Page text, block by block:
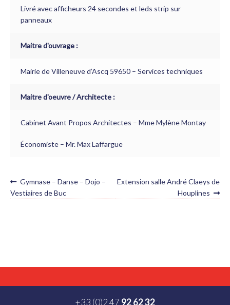
Livré avec afficheurs 24 secondes et leds strip sur
panneaux
Maitre d'ouvrage :
Mairie de Villeneuve d’Ascq 59650 – Services techniques
Maitre d'oeuvre / Architecte :
Cabinet Avant Propos Architectes – Mme Mylène Montay
Économiste – Mr. Max Laffargue
NAVIGATION
DE
Article
précédent :
Gymnase – Danse – Dojo –
Vestiaires de Buc
Article
Extension salle André Claeys de
Houplines
+33 (0)2 47 92 62 32